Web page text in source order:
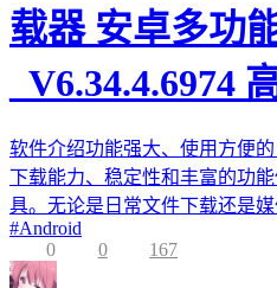
载器 安卓多功
_V6.34.4.6974
软件介绍功能强大、使用方便
下载能力、稳定性和丰富的功
具。无论是日常文件下载还是
#Android
0
0 167